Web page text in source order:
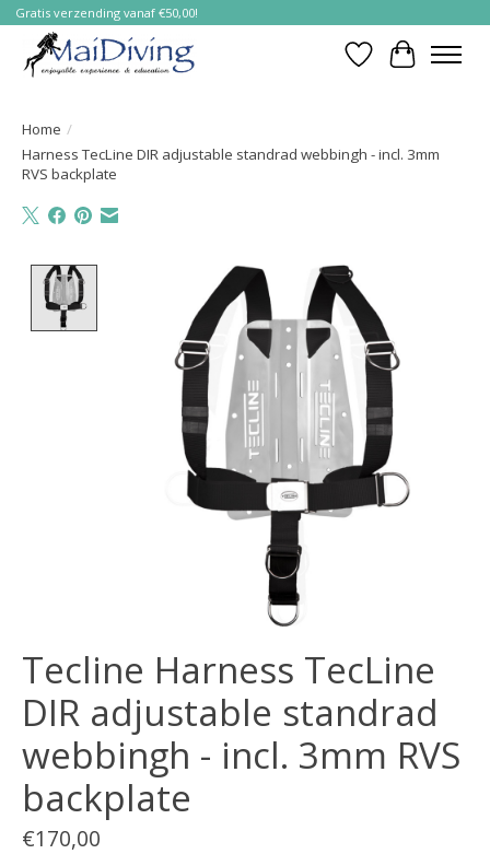
Gratis verzending vanaf €50,00!
Verlanglijst
Home /
Harness TecLine DIR adjustable standrad webbingh - incl. 3mm
RVS backplate
Product image slideshow Items
Tecline Harness TecLine
DIR adjustable standrad
webbingh - incl. 3mm RVS
backplate
€170,00